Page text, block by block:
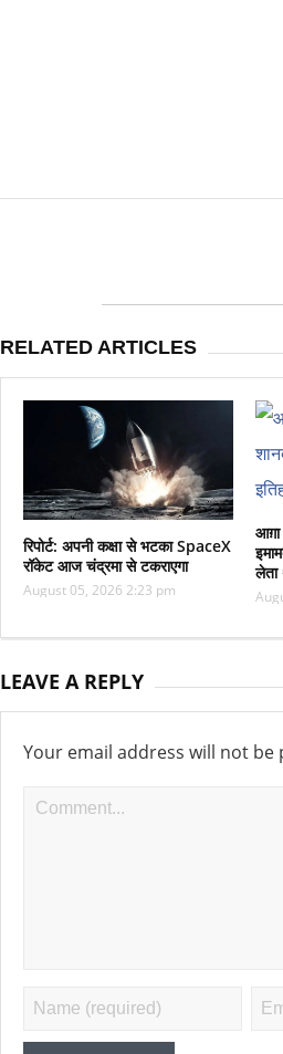
RELATED ARTICLES
रिपोर्ट: अपनी कक्षा से भटका SpaceX
रॉकेट आज चंद्रमा से टकराएगा
August 05, 2026 2:23 pm
आग़ा
लेता
LEAVE A REPLY
Your email address will not be